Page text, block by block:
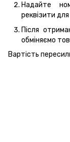
Надайте
реквізити
Після
обміняємо
Вартість